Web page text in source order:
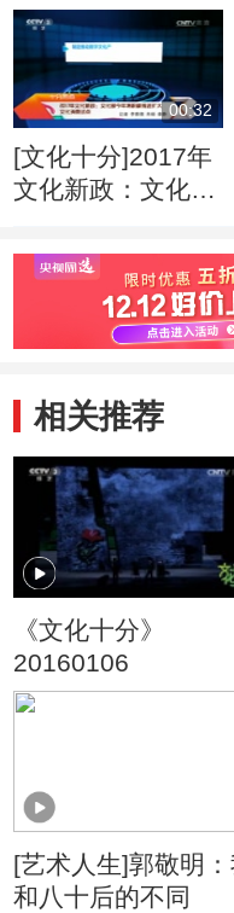
00:32
[文化十分]2017年
文化新政：文化部
大文化消费试点
相关推荐
《文化十分》
20160106
[艺术人生]郭敬明
和八十后的不同